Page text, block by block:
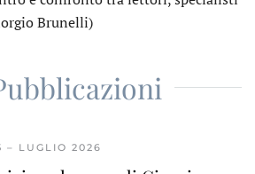
Brunelli)
– LUGLIO 2026